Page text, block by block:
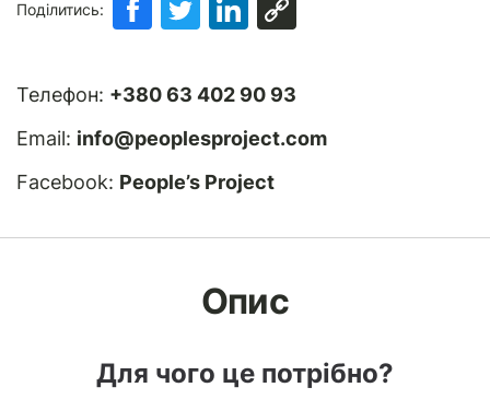
Поділитись:
Телефон: +380 63 402 90 93
Email: info@peoplesproject.com
Facebook: People’s Project
Опис
Для чого це потрібно?